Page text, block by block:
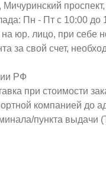
Пн - Пт с 10:00 до
юр. лицо, при себе
за свой счет,
РФ
при стоимости
компанией
пункта